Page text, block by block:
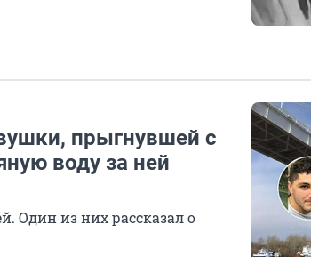
прыгнувшей с
воду за ней
Один из них рассказал о